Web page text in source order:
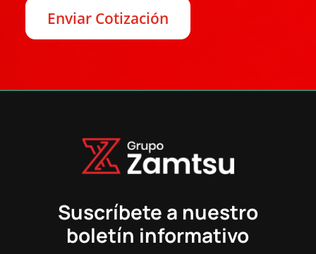
Suscríbete a nuestro
boletín informativo